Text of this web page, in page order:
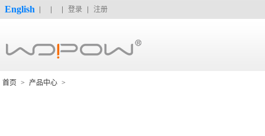
English 登录 注册
首页 > 产品中心 >